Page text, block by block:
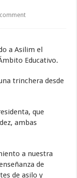
a Asilim el
Educativo.
trinchera desde
que
ambas
a nuestra
de
de asilo y